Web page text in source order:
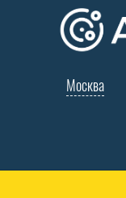
Москва